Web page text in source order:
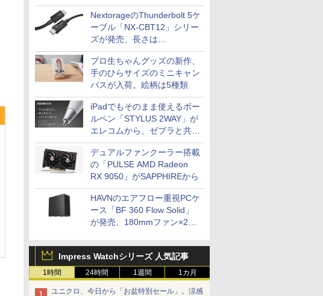
79,800円！秋葉原で中古PC
セール
NextorageのThunderbolt 5ケ
ーブル「NX-CBT12」シリー
ズが発売、長さは
30cm/50cm/1mの3種類
プロ生ちゃんグッズの新作、
手のひらサイズのミニキャン
バスが入荷。絵柄は5種類
iPadでもそのまま使えるボー
ルペン「STYLUS 2WAY」が
エレコムから、ゼブラと共同
開発
デュアルファンクーラー搭載
の「PULSE AMD Radeon
RX 9050」がSAPPHIREから
HAVNのエアフロー重視PCケ
ース「BF 360 Flow Solid」
が発売、180mmファン×2搭
Impress Watchシリーズ 人気記事
1時間 24時間 1週間 1カ月
ユニクロ、今日から「お盆特別セール」。涼感